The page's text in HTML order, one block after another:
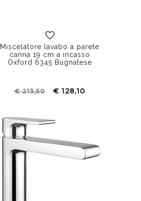
Miscelatore lavabo a parete
canna 19 cm a incasso
Oxford 6345 Bugnatese
€ 213,50 € 128,10